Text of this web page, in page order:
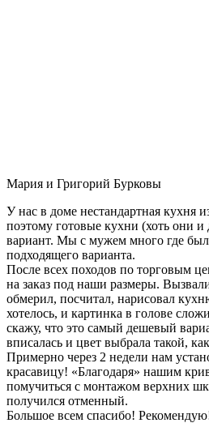
Мария и Григорий Бурковы
У нас в доме нестандартная кухня
поэтому готовые кухни (хоть они
вариант. Мы с мужем много где
подходящего варианта.
После всех походов по торговым
на заказ под наши размеры.
обмерил, посчитал, нарисовал
хотелось, и картинка в голове
скажу, что это самый дешевый
вписалась и цвет выбрала такой,
Примерно через 2 недели нам
красавицу! «Благодаря» нашим
помучиться с монтажом верхних
получился отменный.
Большое всем спасибо!